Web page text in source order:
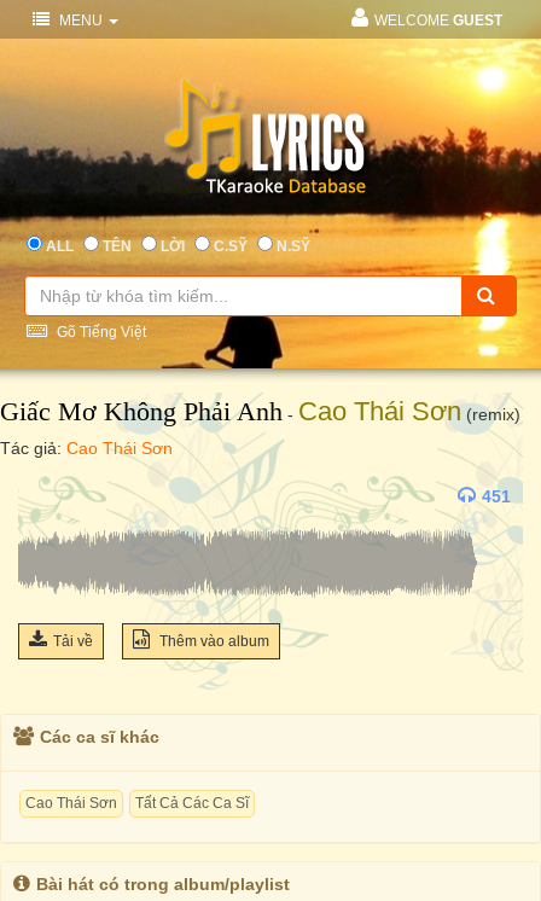
MENU WELCOME GUEST
ALL TÊN LỜI C.SỸ N.SỸ
Gõ Tiếng Việt
Giấc Mơ Không Phải Anh - Cao Thái Sơn (remix)
Tác giả: Cao Thái Sơn
451
Tải về Thêm vào album
Các ca sĩ khác
Cao Thái Sơn Tất Cả Các Ca Sĩ
Bài hát có trong album/playlist